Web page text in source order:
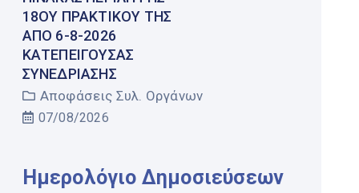
18ΟΥ ΠΡΑΚΤΙΚΟΎ ΤΗΣ
ΑΠΌ 6-8-2026
ΚΑΤΕΠΕΊΓΟΥΣΑΣ
ΣΥΝΕΔΡΊΑΣΗΣ
Αποφάσεις Συλ. Οργάνων
07/08/2026
Ημερολόγιο Δημοσιεύσεων